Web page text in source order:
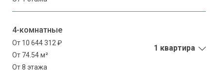
4-комнатные
От 10 644 312 ₽
От 74.54 м²
От 8 этажа
1 квартира